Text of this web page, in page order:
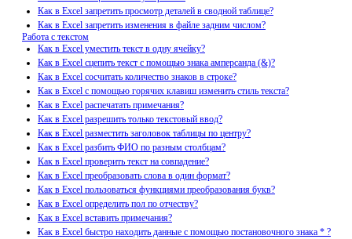
Как в Excel запретить просмотр деталей в сводной таблице?
Как в Excel запретить изменения в файле задним числом?
Работа с текстом
Как в Excel уместить текст в одну ячейку?
Как в Excel сцепить текст с помощью знака амперсанда (&)?
Как в Excel сосчитать количество знаков в строке?
Как в Excel с помощью горячих клавиш изменить стиль текста?
Как в Excel распечатать примечания?
Как в Excel разрешить только текстовый ввод?
Как в Excel разместить заголовок таблицы по центру?
Как в Excel разбить ФИО по разным столбцам?
Как в Excel проверить текст на совпадение?
Как в Excel преобразовать слова в один формат?
Как в Excel пользоваться функциями преобразования букв?
Как в Excel определить пол по отчеству?
Как в Excel вставить примечания?
Как в Excel быстро находить данные с помощью постановочного знака * ?